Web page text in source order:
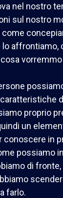
nel nostro
sul nostro
come
lo affrontiamo,
vorremmo
proprio
un
conoscere in
possiamo
di fronte,
farlo.